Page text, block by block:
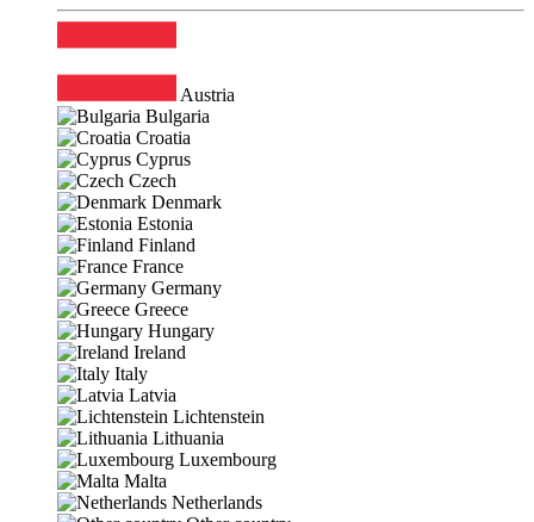
Austria
Bulgaria
Croatia
Cyprus
Czech
Denmark
Estonia
Finland
France
Germany
Greece
Hungary
Ireland
Italy
Latvia
Lichtenstein
Lithuania
Luxembourg
Malta
Netherlands